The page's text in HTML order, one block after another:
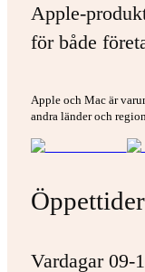
Apple-
för både
Apple och Mac är
andra länder och
Öppettider
Vardagar 09-